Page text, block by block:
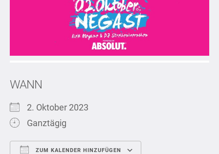
WANN
2. Oktober 2023
Ganztägig
ZUM KALENDER HINZUFÜGEN